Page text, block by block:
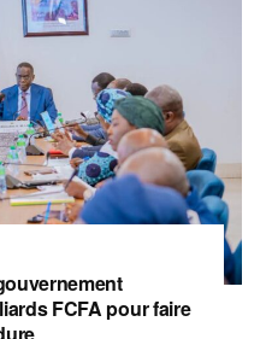
FCFA pour faire